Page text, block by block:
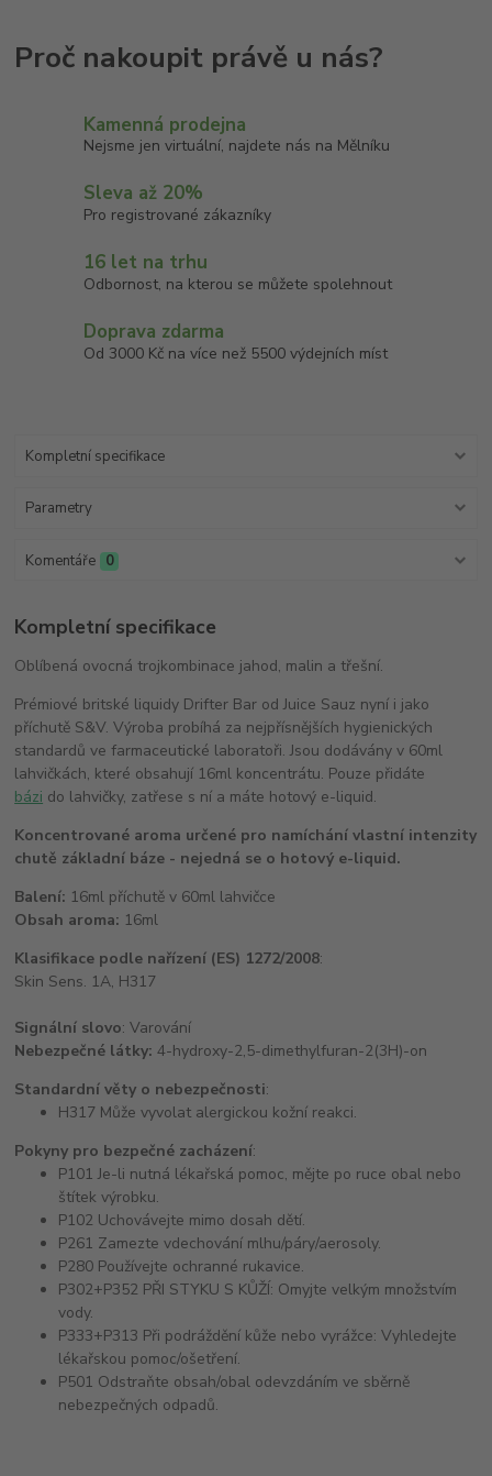
Kamenná prodejna
Nejsme jen virtuální, najdete nás na Mělníku
Sleva až 20%
Pro registrované zákazníky
16 let na trhu
Odbornost, na kterou se můžete spolehnout
Doprava zdarma
Od 3000 Kč na více než 5500 výdejních míst
Kompletní specifikace
Parametry
Komentáře 0
Kompletní specifikace
Oblíbená ovocná trojkombinace jahod, malin a třešní.
Prémiové britské liquidy Drifter Bar od Juice Sauz nyní i jako
příchutě S&V. Výroba probíhá za nejpřísnějších hygienických
standardů ve farmaceutické laboratoři. Jsou dodávány v 60ml
lahvičkách, které obsahují 16ml koncentrátu. Pouze přidáte
bázi do lahvičky, zatřese s ní a máte hotový e-liquid.
Koncentrované aroma určené pro namíchání vlastní intenzity
chutě základní báze - nejedná se o hotový e-liquid.
Balení: 16ml příchutě v 60ml lahvičce
Obsah aroma: 16ml
Klasifikace podle nařízení (ES) 1272/2008:
Skin Sens. 1A, H317
Signální slovo: Varování
Nebezpečné látky:4-hydroxy-2,5-dimethylfuran-2(3H)-on
Standardní věty o nebezpečnosti:
H317 Může vyvolat alergickou kožní reakci.
Pokyny pro bezpečné zacházení:
P101 Je-li nutná lékařská pomoc, mějte po ruce obal nebo
štítek výrobku.
P102 Uchovávejte mimo dosah dětí.
P261 Zamezte vdechování mlhu/páry/aerosoly.
P280 Používejte ochranné rukavice.
P302+P352 PŘI STYKU S KŮŽÍ: Omyjte velkým množstvím
vody.
P333+P313 Při podráždění kůže nebo vyrážce: Vyhledejte
lékařskou pomoc/ošetření.
P501 Odstraňte obsah/obal odevzdáním ve sběrně
nebezpečných odpadů.